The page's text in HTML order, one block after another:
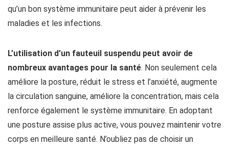
qu’un bon système immunitaire peut aider à prévenir les
maladies et les infections.
L’utilisation d’un fauteuil suspendu peut avoir de
nombreux avantages pour la santé. Non seulement cela
améliore la posture, réduit le stress et l’anxiété, augmente
la circulation sanguine, améliore la concentration, mais cela
renforce également le système immunitaire. En adoptant
une posture assise plus active, vous pouvez maintenir votre
corps en meilleure santé. N’oubliez pas de choisir un